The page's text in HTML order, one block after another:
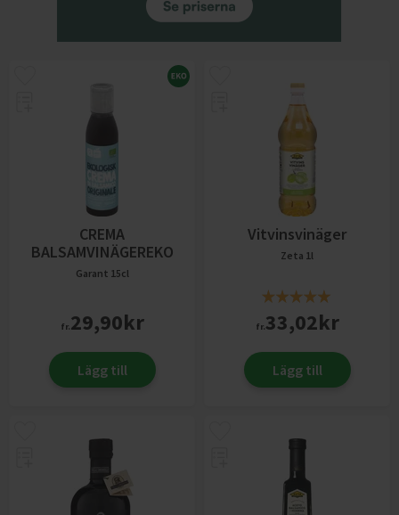
CREMA
BALSAMVINÄGEREKO
Garant 15cl
fr.29,90kr
Lägg till
Vitvinsvinäger
Zeta 1l
fr.33,02kr
Lägg till